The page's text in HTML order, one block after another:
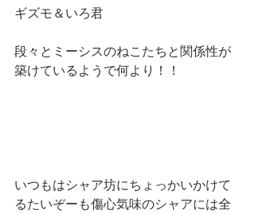
ギズモ＆いろ君
段々とミーシスのねこたちと関係性が
築けているようで何より！！
いつもはシャア坊にちょっかいかけて
るたいぞーも傷心気味のシャアには全